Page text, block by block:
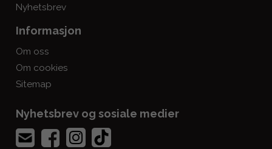
Nyhetsbrev
Informasjon
Om oss
Om cookies
Sitemap
Nyhetsbrev og sosiale medier